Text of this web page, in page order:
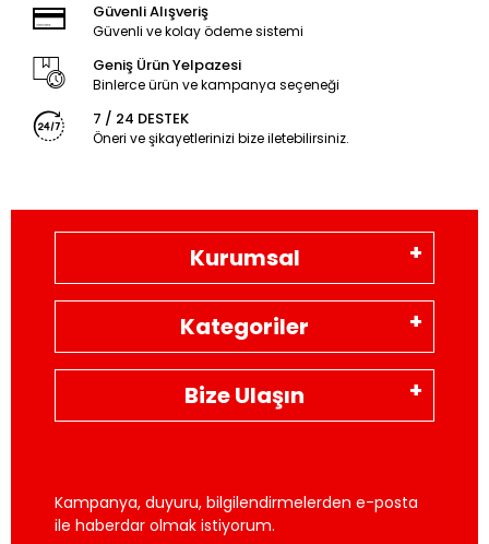
Güvenli Alışveriş
Güvenli ve kolay ödeme sistemi
Geniş Ürün Yelpazesi
Binlerce ürün ve kampanya seçeneği
7 / 24 DESTEK
Öneri ve şikayetlerinizi bize iletebilirsiniz.
Kurumsal
Kategoriler
Bize Ulaşın
Kampanya, duyuru, bilgilendirmelerden e-posta
ile haberdar olmak istiyorum.